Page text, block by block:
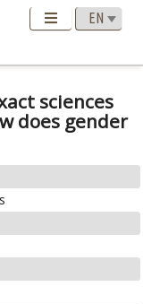
sciences
does gender